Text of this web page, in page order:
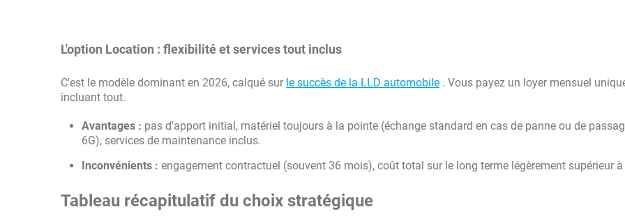
L'option Location : flexibilité et services tout inclus
C'est le modèle dominant en 2026, calqué sur le succès de la LLD automobile . Vous payez un loyer mensuel
incluant tout.
Avantages : pas d'apport initial, matériel toujours à la pointe (échange standard en cas de panne ou de
6G), services de maintenance inclus.
Inconvénients : engagement contractuel (souvent 36 mois), coût total sur le long terme légèrement supérieur
Tableau récapitulatif du choix stratégique